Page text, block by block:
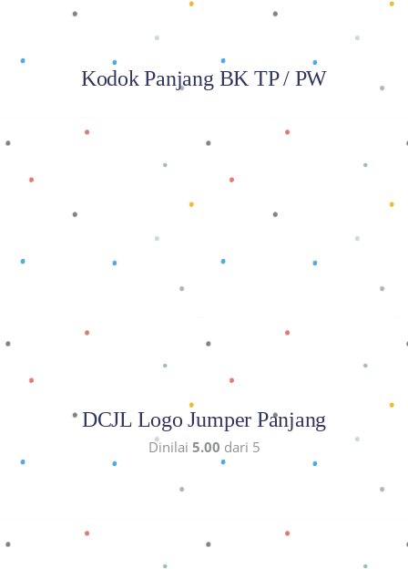
Kodok Panjang BK TP / PW
DCJL Logo Jumper Panjang
Dinilai 5.00 dari 5